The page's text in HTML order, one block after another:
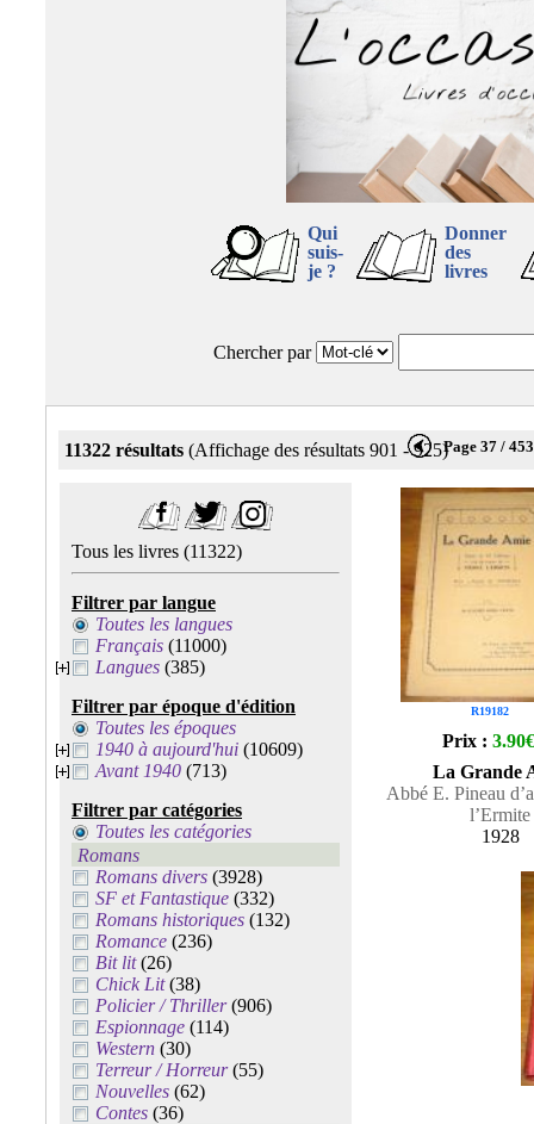
Qui
suis-
je ?
Donner
des
livres
Chercher par
11322 résultats (Affichage des résultats 901 - 925)Page 37 / 453
Tous les livres (11322)
Filtrer par langue
Toutes les langues
Français (11000)
Langues (385)
Filtrer par époque d'édition
Toutes les époques
1940 à aujourd'hui (10609)
Avant 1940 (713)
Filtrer par catégories
Toutes les catégories
Romans
Romans divers (3928)
SF et Fantastique (332)
Romans historiques (132)
Romance (236)
Bit lit(26)
Chick Lit(38)
Policier / Thriller(906)
Espionnage (114)
Western (30)
Terreur / Horreur(55)
Nouvelles (62)
Contes (36)
R19182
Prix : 3.90€
La Grande
Abbé E. Pineau
l’Ermite
1928